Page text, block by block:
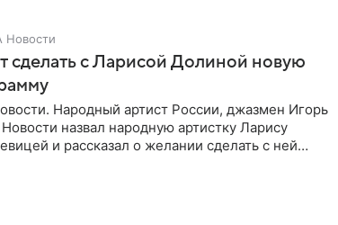
сделать с Ларисой Долиной новую
Народный артист России, джазмен Игорь
назвал народную артистку Ларису
и рассказал о желании сделать с ней